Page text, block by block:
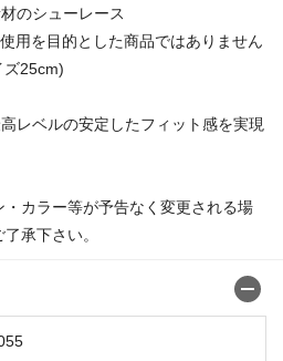
のシューレース
用を目的とした商品ではありません
ズ25cm)
レベルの安定したフィット感を実現
カラー等が予告なく変更される場
承下さい。